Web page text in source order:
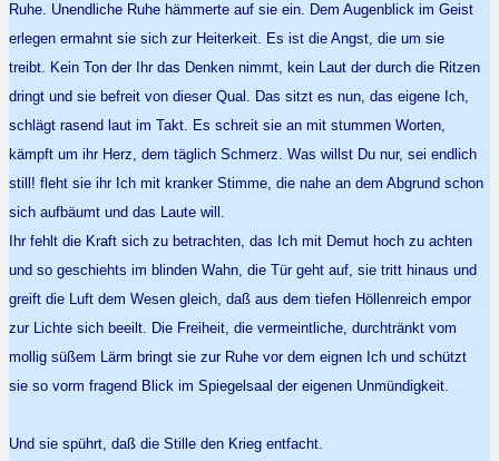
Ruhe. Unendliche Ruhe hämmerte auf sie ein. Dem Augenblick im Geist
erlegen ermahnt sie sich zur Heiterkeit. Es ist die Angst, die um sie
treibt. Kein Ton der Ihr das Denken nimmt, kein Laut der durch die Ritzen
dringt und sie befreit von dieser Qual. Das sitzt es nun, das eigene Ich,
schlägt rasend laut im Takt. Es schreit sie an mit stummen Worten,
kämpft um ihr Herz, dem täglich Schmerz. Was willst Du nur, sei endlich
still! fleht sie ihr Ich mit kranker Stimme, die nahe an dem Abgrund schon
sich aufbäumt und das Laute will.
Ihr fehlt die Kraft sich zu betrachten, das Ich mit Demut hoch zu achten
und so geschiehts im blinden Wahn, die Tür geht auf, sie tritt hinaus und
greift die Luft dem Wesen gleich, daß aus dem tiefen Höllenreich empor
zur Lichte sich beeilt. Die Freiheit, die vermeintliche, durchtränkt vom
mollig süßem Lärm bringt sie zur Ruhe vor dem eignen Ich und schützt
sie so vorm fragend Blick im Spiegelsaal der eigenen Unmündigkeit.
Und sie spührt, daß die Stille den Krieg entfacht.